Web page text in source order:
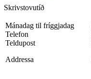
Skrivstovutíð
Mánadag til fríggjadag
Telefon
Teldupost
Addressa